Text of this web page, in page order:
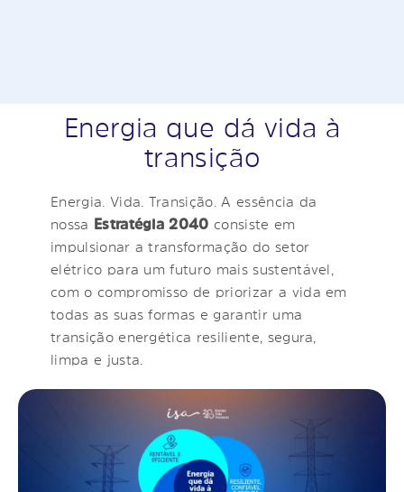
Energia que dá vida à
transição
Energia. Vida. Transição. A essência da
nossa
Estratégia 2040 consiste em
impulsionar a transformação do setor
elétrico para um futuro mais sustentável,
com o compromisso de priorizar a vida em
todas as suas formas e garantir uma
transição energética resiliente, segura,
limpa e justa.